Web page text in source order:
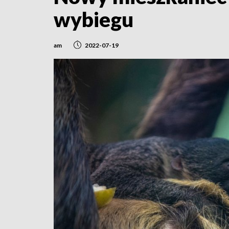
wybiegu
am 2022-07-19